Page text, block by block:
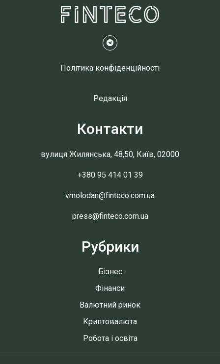
Політика конфіденційності
Редакція
Контакти
вулиця Жилянська, 48,50, Київ, 02000
+380 95 414 01 39
vmolodan@finteco.com.ua
press@finteco.com.ua
Рубрики
Бізнес
Фінанси
Валютний ринок
Криптовалюта
Робота і освіта